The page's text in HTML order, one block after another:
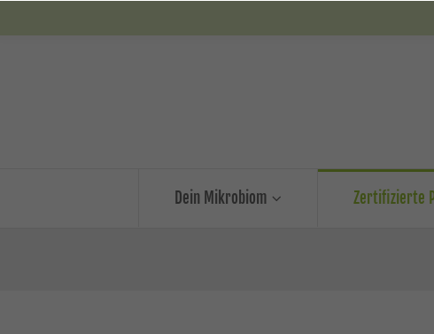
Dein Mikrobiom Zertifizierte